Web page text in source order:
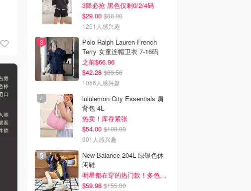
3降必抢 黑色仅剩0/2/4码
$29.00 $88.00
1261人感兴趣
Polo Ralph Lauren French
Terry 女童连帽卫衣 7-16码
之前$66.96
$42.28 $89.50
1056人感兴趣
lululemon City Essentials 肩
背包 4L
热卖！库存紧张
$54.00 $108.00
901人感兴趣
New Balance 204L 绿银色休
闲鞋
明星都在穿的热门款！多色可选 3.8折
$59.98 $155.00